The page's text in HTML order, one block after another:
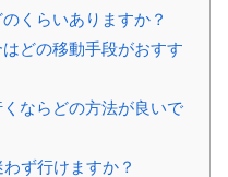
くらいありますか？
どの移動手段がおすす
ならどの方法が良いで
ず行けますか？